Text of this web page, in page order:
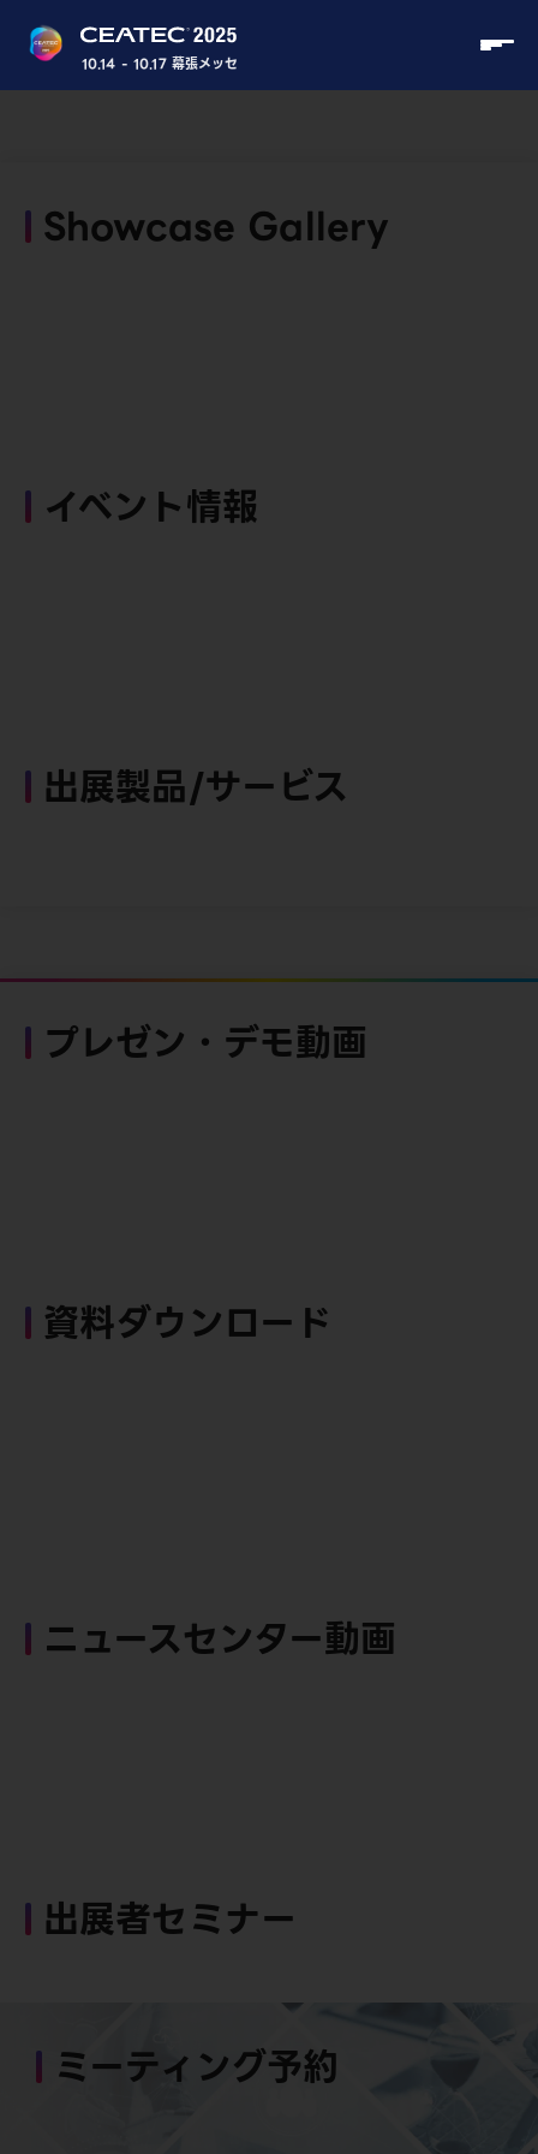
10.14 - 10.17 幕張メッセ
Showcase Gallery
イベント情報
出展製品/サービス
プレゼン・デモ動画
資料ダウンロード
ニュースセンター動画
出展者セミナー
ミーティング予約